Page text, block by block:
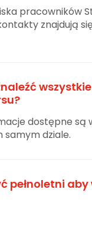
pracowników
znajdują
dostępne są
samym dziale.
pełnoletni aby